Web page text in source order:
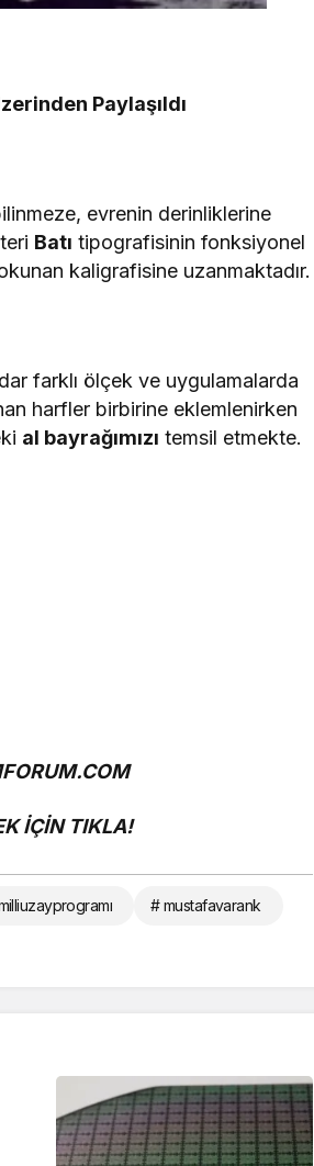
Paylaşıldı
evrenin derinliklerine
Batı tipografisinin fonksiyonel
kaligrafisine uzanmaktadır.
farklı ölçek ve uygulamalarda
harfler birbirine eklemlenirken
al bayrağımızı temsil etmekte.
İÇİN TIKLA!
# mustafavarank